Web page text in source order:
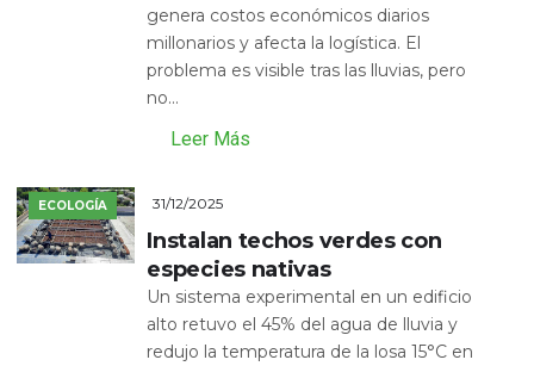
genera costos económicos diarios
millonarios y afecta la logística. El
problema es visible tras las lluvias, pero
no...
Leer Más
ECOLOGÍA 31/12/2025
Instalan techos verdes con
especies nativas
Un sistema experimental en un edificio
alto retuvo el 45% del agua de lluvia y
redujo la temperatura de la losa 15°C en